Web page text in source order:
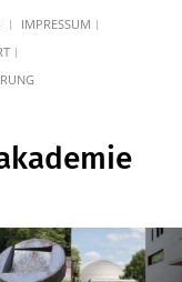
IMPRESSUM